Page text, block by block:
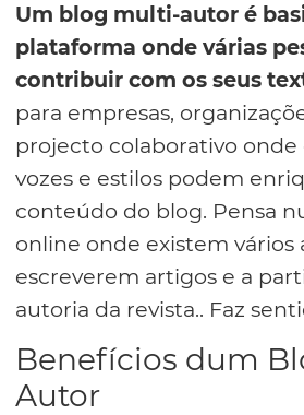
Um blog multi-autor é
plataforma onde várias
contribuir com os seus
para empresas,
projecto colaborativo
vozes e estilos podem
conteúdo do blog. Pensa
online onde existem vários
escreverem artigos e a
autoria da revista.. Faz
Benefícios dum
Autor